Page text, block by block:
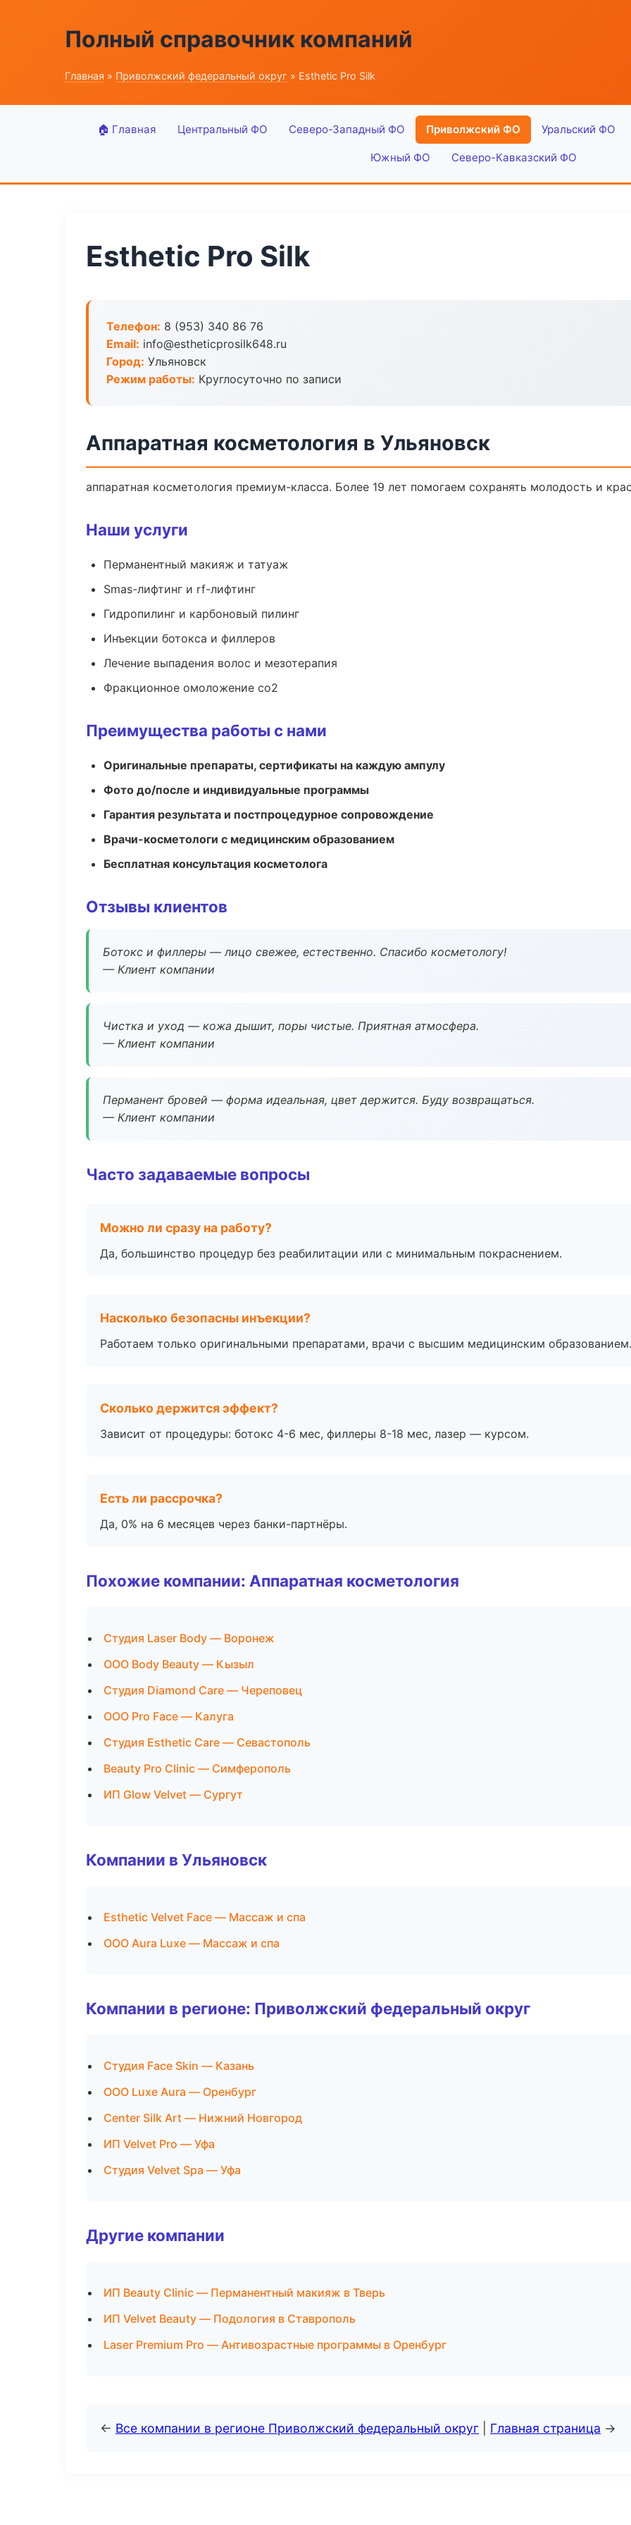
Полный справочник компаний
Главная » Приволжский федеральный округ » Esthetic Pro Silk
🏠 Главная Центральный ФО Северо-Западный ФО Приволжский ФО Уральский ФО
Южный ФО Северо-Кавказский ФО
Esthetic Pro Silk
Телефон: 8 (953) 340 86 76
Email: info@estheticprosilk648.ru
Город: Ульяновск
Режим работы: Круглосуточно по записи
Аппаратная косметология в Ульяновск
аппаратная косметология премиум-класса. Более 19 лет помогаем сохранять молодость и
Наши услуги
Перманентный макияж и татуаж
Smas-лифтинг и rf-лифтинг
Гидропилинг и карбоновый пилинг
Инъекции ботокса и филлеров
Лечение выпадения волос и мезотерапия
Фракционное омоложение co2
Преимущества работы с нами
Оригинальные препараты, сертификаты на каждую ампулу
Фото до/после и индивидуальные программы
Гарантия результата и постпроцедурное сопровождение
Врачи-косметологи с медицинским образованием
Бесплатная консультация косметолога
Отзывы клиентов
Ботокс и филлеры — лицо свежее, естественно. Спасибо косметологу!
— Клиент компании
Чистка и уход — кожа дышит, поры чистые. Приятная атмосфера.
— Клиент компании
Перманент бровей — форма идеальная, цвет держится. Буду возвращаться.
— Клиент компании
Часто задаваемые вопросы
Можно ли сразу на работу?
Да, большинство процедур без реабилитации или с минимальным покраснением.
Насколько безопасны инъекции?
Работаем только оригинальными препаратами, врачи с высшим медицинским образованием.
Сколько держится эффект?
Зависит от процедуры: ботокс 4-6 мес, филлеры 8-18 мес, лазер — курсом.
Есть ли рассрочка?
Да, 0% на 6 месяцев через банки-партнёры.
Похожие компании: Аппаратная косметология
Студия Laser Body — Воронеж
ООО Body Beauty — Кызыл
Студия Diamond Care — Череповец
ООО Pro Face — Калуга
Студия Esthetic Care — Севастополь
Beauty Pro Clinic — Симферополь
ИП Glow Velvet — Сургут
Компании в Ульяновск
Esthetic Velvet Face — Массаж и спа
ООО Aura Luxe — Массаж и спа
Компании в регионе: Приволжский федеральный округ
Студия Face Skin — Казань
ООО Luxe Aura — Оренбург
Center Silk Art — Нижний Новгород
ИП Velvet Pro — Уфа
Студия Velvet Spa — Уфа
Другие компании
ИП Beauty Clinic — Перманентный макияж в Тверь
ИП Velvet Beauty — Подология в Ставрополь
Laser Premium Pro — Антивозрастные программы в Оренбург
← Все компании в регионе Приволжский федеральный округ Главная страница →